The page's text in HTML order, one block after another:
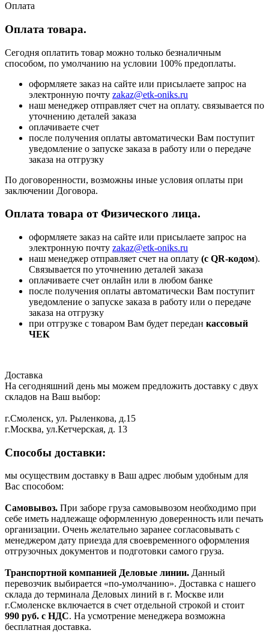
Оплата
Оплата товара.
Сегодня оплатить товар можно только безналичным
способом, по умолчанию на условии 100% предоплаты.
оформляете заказ на сайте или присылаете запрос на
электронную почту zakaz@etk-oniks.ru
наш менеджер отправляет счет на оплату. связывается по
уточнению деталей заказа
оплачиваете счет
после получения оплаты автоматически Вам поступит
уведомление о запуске заказа в работу или о передаче
заказа на отгрузку
По договоренности, возможны иные условия оплаты при
заключении Договора.
Оплата товара от Физического лица.
оформляете заказ на сайте или присылаете запрос на
электронную почту zakaz@etk-oniks.ru
наш менеджер отправляет счет на оплату (с QR-кодом).
Связывается по уточнению деталей заказа
оплачиваете счет онлайн или в любом банке
после получения оплаты автоматически Вам поступит
уведомление о запуске заказа в работу или о передаче
заказа на отгрузку
при отгрузке с товаром Вам будет передан кассовый
ЧЕК
Доставка
На сегодняшний день мы можем предложить доставку с двух
складов на Ваш выбор:
г.Смоленск, ул. Рыленкова, д.15
г.Москва, ул.Кетчерская, д. 13
Способы доставки:
мы осуществим доставку в Ваш адрес любым удобным для
Вас способом:
Самовывоз. При заборе груза самовывозом необходимо при
себе иметь надлежаще оформленную доверенность или печать
организации. Очень желательно заранее согласовывать с
менеджером дату приезда для своевременного оформления
отгрузочных документов и подготовки самого груза.
Транспортной компанией Деловые линии. Данный
перевозчик выбирается «по-умолчанию». Доставка с нашего
склада до терминала Деловых линий в г. Москве или
г.Смоленске включается в счет отдельной строкой и стоит
990 руб. с НДС. На усмотрение менеджера возможна
бесплатная доставка.